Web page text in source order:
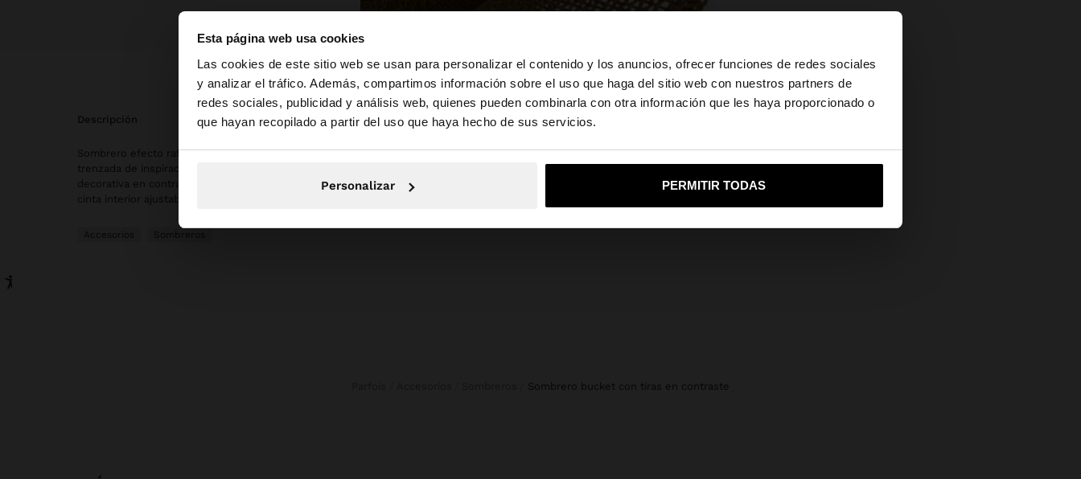
Esta página web usa cookies
Las cookies de este sitio web se usan para personalizar el contenido y los anuncios, ofrecer funciones de redes sociales
y analizar el tráfico. Además, compartimos información sobre el uso que haga del sitio web con nuestros partners de
redes sociales, publicidad y análisis web, quienes pueden combinarla con otra información que les haya proporcionado o
que hayan recopilado a partir del uso que haya hecho de sus servicios.
Personalizar PERMITIR TODAS
hola ×
Estás accediendo a la web de Guatemala. ¿Quieres ir a la web de United States?
No, continuar en la web de Guatemala Sí, llévame a United States
descripción
Sombrero efecto rafia con copa estructurada y solapa media. Textura
trenzada de inspiración artesanal se complementa con una cinta
decorativa en contraste, aportando un toque contemporáneo. Cuenta con
cinta interior ajustable para un ajuste confortable y personalizado.
Accesorios
composición, cuidado y origen
Composición: 90% Papel, 10%
Poliéster
sombrero bucket con tiras en contraste